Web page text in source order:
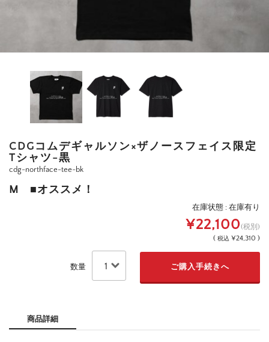
CDGコムデギャルソン×ザノースフェイス限定
Tシャツ-黒
cdg-northface-tee-bk
M ■オススメ！
在庫状態 : 在庫有り
¥22,100(税別)
( 税込 ¥24,310 )
数量
商品詳細